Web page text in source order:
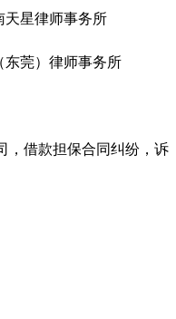
天星律师事务所
东莞）律师事务所
，借款担保合同纠纷，诉